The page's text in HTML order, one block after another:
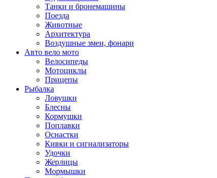
Танки и бронемашины
Поезда
Животные
Архитектура
Воздушные змеи, фонари
Авто вело мото
Велосипеды
Мотоциклы
Прицепы
Рыбалка
Ловушки
Блесны
Кормушки
Поплавки
Оснастки
Кивки и сигнализаторы
Удочки
Жерлицы
Мормышки